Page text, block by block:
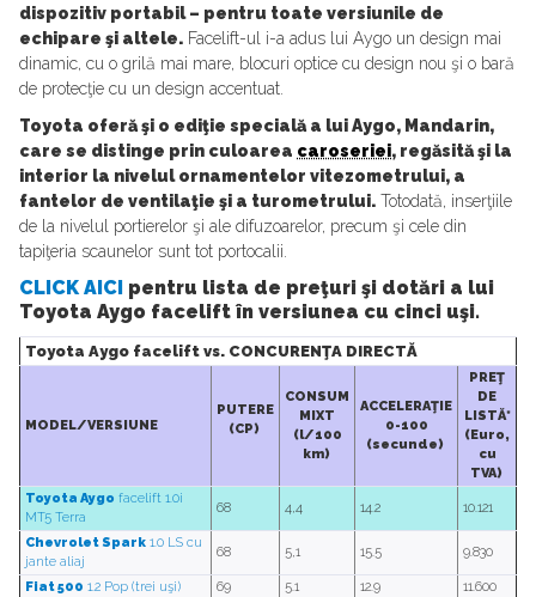
dispozitiv portabil – pentru toate versiunile de
echipare şi altele. Facelift-ul i-a adus lui Aygo un design mai
dinamic, cu o grilă mai mare, blocuri optice cu design nou şi o bară
de protecţie cu un design accentuat.
Toyota oferă şi o ediţie specială a lui Aygo, Mandarin,
care se distinge prin culoarea caroseriei, regăsită şi la
interior la nivelul ornamentelor vitezometrului, a
fantelor de ventilaţie şi a turometrului. Totodată, inserţiile
de la nivelul portierelor şi ale difuzoarelor, precum şi cele din
tapiţeria scaunelor sunt tot portocalii.
CLICK AICI pentru lista de preţuri şi dotări a lui
Toyota Aygo facelift în versiunea cu cinci uşi.
Toyota Aygo facelift vs. CONCURENŢA DIRECTĂ
MODEL/VERSIUNE
PUTERE
(CP)
CONSUM
MIXT
(l/100
km)
ACCELERAŢIE
0-100
(secunde)
PREŢ
DE
LISTĂ*
(Euro,
cu
TVA)
Toyota Aygo facelift 1.0i
MT5 Terra
68 4,4 14.2 10.121
Chevrolet Spark 1.0 LS cu
jante aliaj
68 5,1 15.5 9.830
Fiat 500 1.2 Pop (trei uşi) 69 5.1 12.9
11.600